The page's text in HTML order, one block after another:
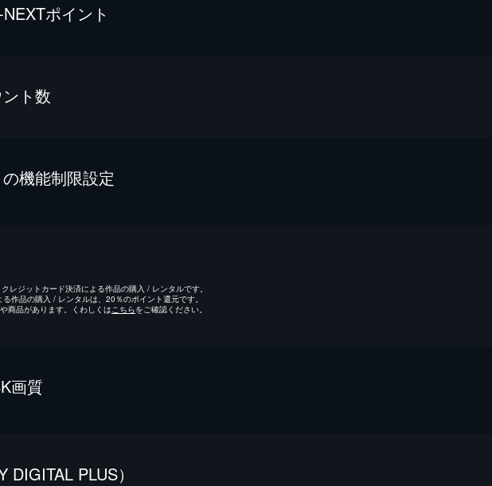
ポイント
ト数
機能制限設定
レジットカード決済による作品の購入 / レンタルです。
作品の購入 / レンタルは、20％のポイント還元です。
商品があります。くわしくは こちらをご確認ください。
画質
DIGITAL PLUS）